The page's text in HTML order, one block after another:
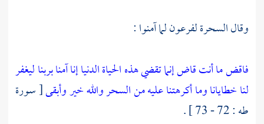
وقال السحرةلفرعونلما آمنوا :
فاقض ما أنت قاض إنما تقضي هذه الحياة الدنياإنا آمنا بربنا ليغفر
لنا خطايانا وما أكرهتنا عليه من السحر والله خير وأبقى[ سورة
طه : 72 - 73 ] .